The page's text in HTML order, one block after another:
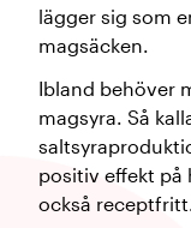
lägger sig som
magsäcken.
Ibland behöver
magsyra. Så
positiv effekt på
också